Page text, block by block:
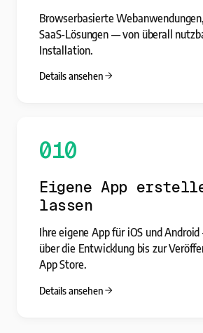
Browserbasierte
SaaS-Lösungen — von überall
Installation.
Details ansehen
010
Eigene App
lassen
Ihre eigene App für iOS und
über die Entwicklung bis zur
App Store.
Details ansehen